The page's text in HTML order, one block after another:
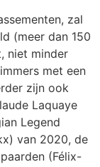
zal
(meer dan 150
niet minder
met een
zijn ook
Laquaye
Legend
van 2020, de
(Félix-